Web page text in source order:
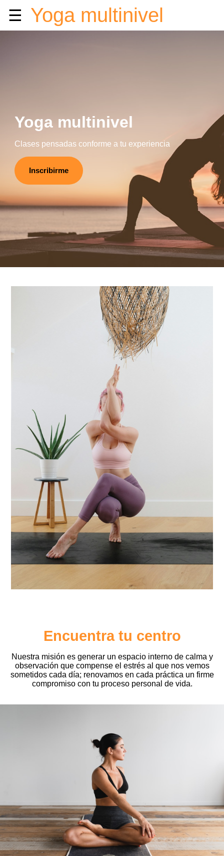
☰ Yoga multinivel
Yoga multinivel
Clases pensadas conforme a tu experiencia
Inscribirme
Encuentra tu centro
Nuestra misión es generar un espacio interno de calma y
observación que compense el estrés al que nos vemos
sometidos cada día; renovamos en cada práctica un firme
compromiso con tu proceso personal de vida.